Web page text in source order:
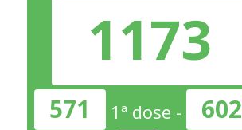
1173
571 1ª dose - 602